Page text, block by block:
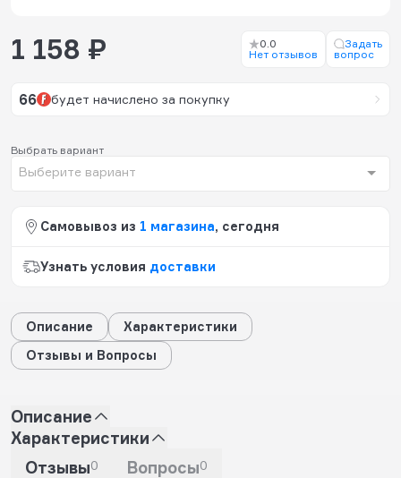
Выбрать вариант
Выберите вариант
1 158 ₽
0.0
Нет отзывов
Задать
вопрос
66 будет начислено за покупку
Самовывоз из 1 магазина, сегодня
Узнать условия доставки
Описание
Характеристики
Отзывы и Вопросы
Описание
Характеристики
Отзывы0 Вопросы0